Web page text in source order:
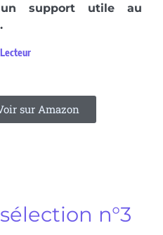
support utile au
sur Amazon
n°3